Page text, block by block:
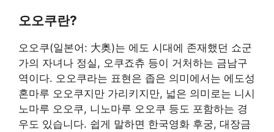
오오쿠란?
오오쿠(일본어: 大奥)는 에도 시대에 존재했던 쇼군
가의 자녀나 정실, 오쿠죠츄 등이 거처하는 금남구
역이다. 오오쿠라는 표현은 좁은 의미에서는 에도성
혼마루 오오쿠지만 가리키지만, 넓은 의미로는 니시
노마루 오오쿠, 니노마루 오오쿠 등도 포함하는 경
우도 있습니다. 쉽게 말하면 한국영화 후궁, 대장금